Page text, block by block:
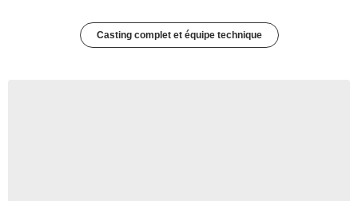
Casting complet et équipe technique